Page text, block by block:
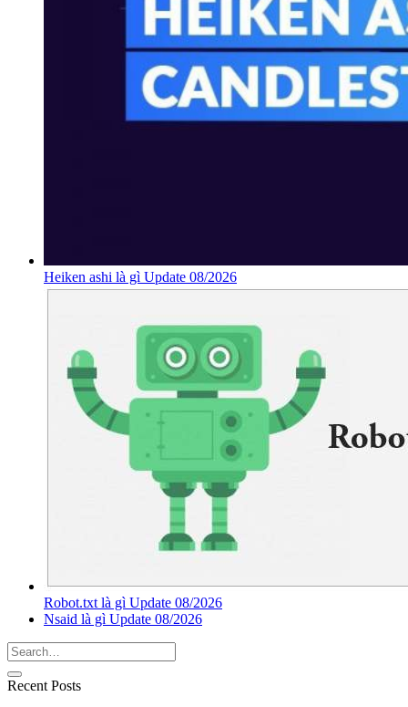
Heiken ashi là gì Update 08/2026
Robot.txt là gì Update 08/2026
Nsaid là gì Update 08/2026
Recent Posts